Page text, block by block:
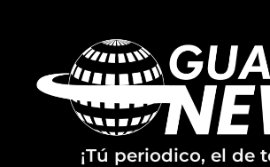
¡Tú periodico, el de